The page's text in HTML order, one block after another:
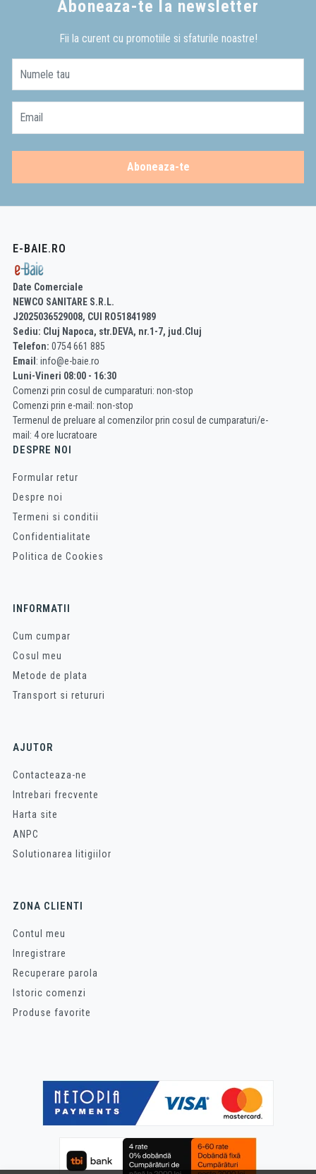
Aboneaza-te la newsletter
Fii la curent cu promotiile si sfaturile noastre!
Numele tau
Email
Aboneaza-te
E-BAIE.RO
Date Comerciale
NEWCO SANITARE S.R.L.
J2025036529008, CUI RO51841989
Sediu: Cluj Napoca, str.DEVA, nr.1-7, jud.Cluj
Telefon: 0754 661 885
Email : info@e-baie.ro
Luni-Vineri 08:00 - 16:30
Comenzi prin cosul de cumparaturi: non-stop
Comenzi prin e-mail: non-stop
Termenul de preluare al comenzilor prin cosul de cumparaturi/e-
mail: 4 ore lucratoare
DESPRE NOI
Formular retur
Despre noi
Termeni si conditii
Confidentialitate
Politica de Cookies
INFORMATII
Cum cumpar
Cosul meu
Metode de plata
Transport si retururi
AJUTOR
Contacteaza-ne
Intrebari frecvente
Harta site
ANPC
Solutionarea litigiilor
ZONA CLIENTI
Contul meu
Inregistrare
Recuperare parola
Istoric comenzi
Produse favorite